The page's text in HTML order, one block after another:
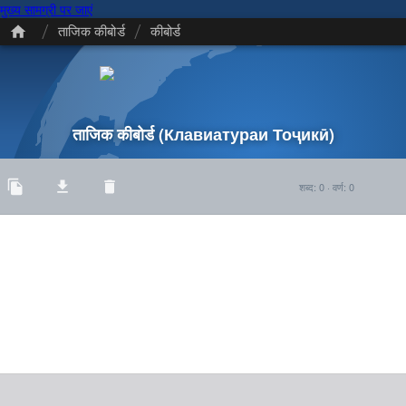
मुख्य सामग्री पर जाएं
/ ताजिक कीबोर्ड / कीबोर्ड
ताजिक कीबोर्ड(Клавиатураи Тоҷикӣ)
शब्द: 0 · वर्ण: 0